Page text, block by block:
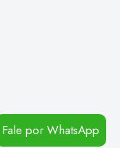
Fale por WhatsApp